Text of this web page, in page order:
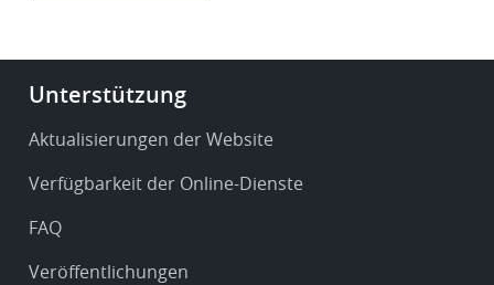
Footer
Service
support
Unterstützung
Aktualisierungen der Website
Verfügbarkeit der Online-Dienste
FAQ
Veröffentlichungen